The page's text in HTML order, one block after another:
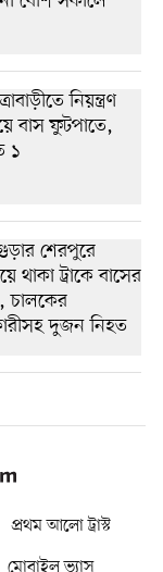
প্রথম আলো ট্রাস্ট